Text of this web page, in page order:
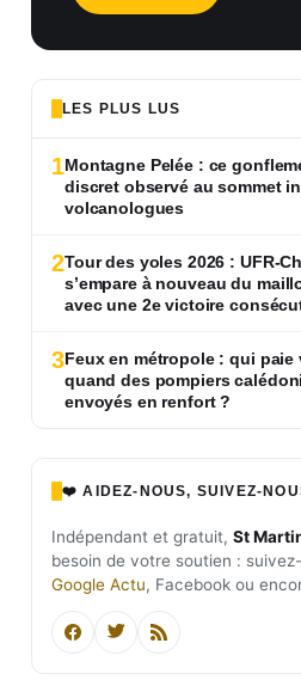
LES PLUS LUS
1Montagne Pelée : ce
discret observé au sommet
volcanologues
2Tour des yoles 2026 : UFR-
s’empare à nouveau du
avec une 2e victoire
3Feux en métropole : qui paie
quand des pompiers
envoyés en renfort ?
❤️ AIDEZ-NOUS, SUIVEZ-
Indépendant et gratuit, St
besoin de votre soutien :
Google Actu, Facebook ou